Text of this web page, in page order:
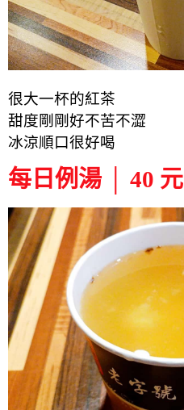
很大一杯的紅茶
甜度剛剛好不苦不澀
冰涼順口很好喝
每日例湯 │ 40 元